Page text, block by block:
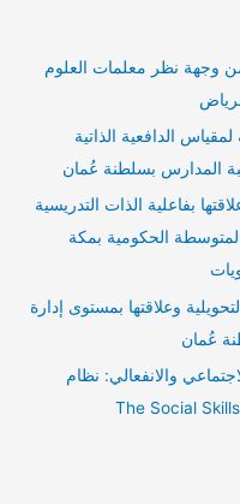
وجهة نظر معلمات العلوم
الدافعية الذاتية
المدارس بسلطنة عُمان
بفاعلية الذات التدريسية
الحكومية بمكة
وعلاقتها بمستوى إدارة
عُمان
والانفعالي: نظام
تطوير المهارات الاجتماعية (SSIS SEL) The Social Skills